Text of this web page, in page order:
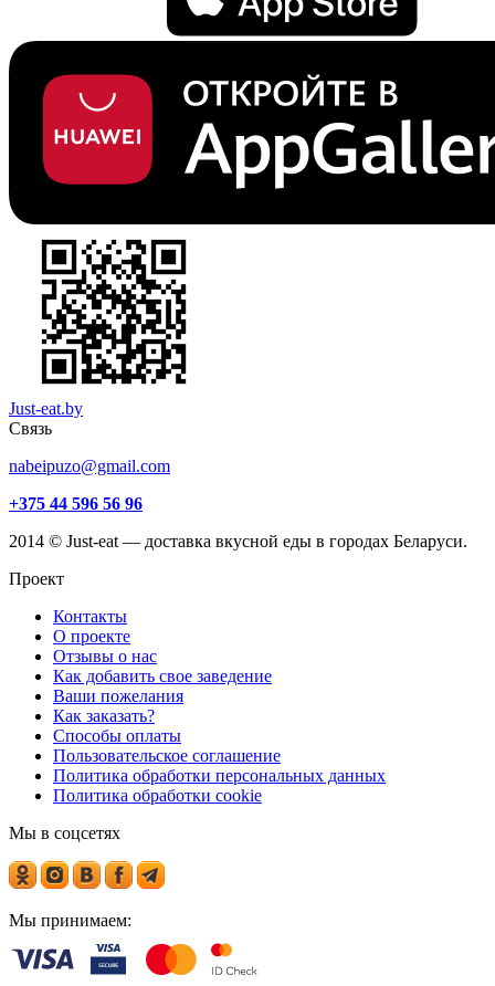
Just-eat.by
Связь
nabeipuzo@gmail.com
+375 44 596 56 96
2014 © Just-eat — доставка вкусной еды в городах Беларуси.
Проект
Контакты
О проекте
Отзывы о нас
Как добавить свое заведение
Ваши пожелания
Как заказать?
Способы оплаты
Пользовательское соглашение
Политика обработки персональных данных
Политика обработки cookie
Мы в соцсетях
Мы принимаем: